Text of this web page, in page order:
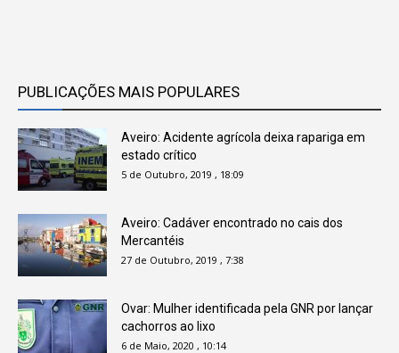
PUBLICAÇÕES MAIS POPULARES
Aveiro: Acidente agrícola deixa rapariga em
estado crítico
5 de Outubro, 2019 , 18:09
Aveiro: Cadáver encontrado no cais dos
Mercantéis
27 de Outubro, 2019 , 7:38
Ovar: Mulher identificada pela GNR por lançar
cachorros ao lixo
6 de Maio, 2020 , 10:14